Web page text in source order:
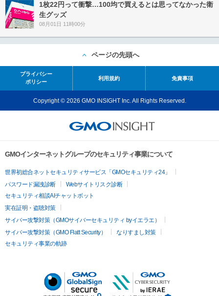
1枚22円って衝撃…100均で買えるとは思ってなかった衛
生グッズ
08月01日 11時00分
ページの先頭へ
プライバシー
ポリシー
利用規約 免責事項
Copyright © 2026 GMO INSIGHT Inc. All Rights Reserved.
GMOインターネットグループのセキュリティ事業について
世界初総合ネットセキュリティサービス「GMOセキュリティ24」
パスワード漏洩診断
Webサイトリスク診断
セキュリティ相談AIチャットボット
実在証明・盗聴対策
サイバー攻撃対策（GMOサイバーセキュリティ byイエラエ）
サイバー攻撃対策（GMO Flatt Security）
なりすまし対策
セキュリティ事業の軌跡